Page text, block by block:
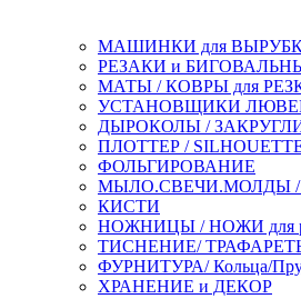
МАШИНКИ для
РЕЗАКИ и
МАТЫ / КОВРЫ для
УСТАНОВЩИКИ
ДЫРОКОЛЫ /
ПЛОТТЕР /
ФОЛЬГИРОВАНИЕ
МЫЛО.СВЕЧИ.МОЛДЫ /
КИСТИ
НОЖНИЦЫ / НОЖИ для
ТИСНЕНИЕ/ ТРАФАРЕТЫ
ФУРНИТУРА/ Кольца/
ХРАНЕНИЕ и ДЕКОР